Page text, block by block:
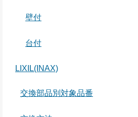
壁付
台付
LIXIL(INAX)
交換部品別対象品番